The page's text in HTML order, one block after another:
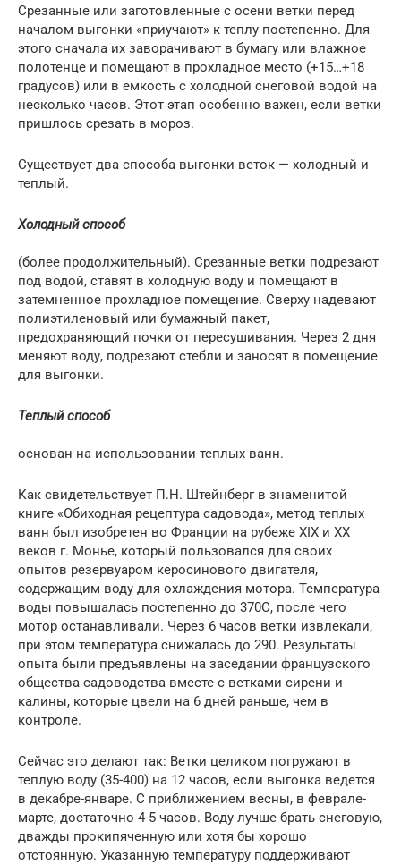
Срезанные или заготовленные с осени ветки перед
началом выгонки «приучают» к теплу постепенно. Для
этого сначала их заворачивают в бумагу или влажное
полотенце и помещают в прохладное место (+15…+18
градусов) или в емкость с холодной снеговой водой на
несколько часов. Этот этап особенно важен, если ветки
пришлось срезать в мороз.
Существует два способа выгонки веток — холодный и
теплый.
Холодный способ
(более продолжительный). Срезанные ветки подрезают
под водой, ставят в холодную воду и помещают в
затемненное прохладное помещение. Сверху надевают
полиэтиленовый или бумажный пакет,
предохраняющий почки от пересушивания. Через 2 дня
меняют воду, подрезают стебли и заносят в помещение
для выгонки.
Теплый способ
основан на использовании теплых ванн.
Как свидетельствует П.Н. Штейнберг в знаменитой
книге «Обиходная рецептура садовода», метод теплых
ванн был изобретен во Франции на рубеже XIX и XX
веков г. Монье, который пользовался для своих
опытов резервуаром керосинового двигателя,
содержащим воду для охлаждения мотора. Температура
воды повышалась постепенно до 370С, после чего
мотор останавливали. Через 6 часов ветки извлекали,
при этом температура снижалась до 290. Результаты
опыта были предъявлены на заседании французского
общества садоводства вместе с ветками сирени и
калины, которые цвели на 6 дней раньше, чем в
контроле.
Сейчас это делают так: Ветки целиком погружают в
теплую воду (35-400) на 12 часов, если выгонка ведется
в декабре-январе. С приближением весны, в феврале-
марте, достаточно 4-5 часов. Воду лучше брать снеговую,
дважды прокипяченную или хотя бы хорошо
отстоянную. Указанную температуру поддерживают